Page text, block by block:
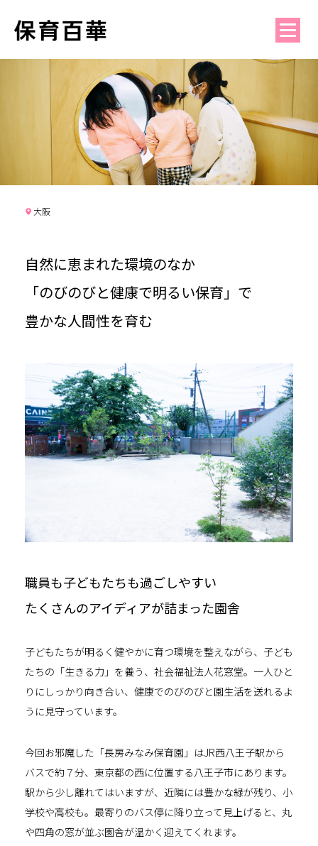
大阪
自然に恵まれた環境のなか
「のびのびと健康で明るい保育」で
豊かな人間性を育む
職員も子どもたちも過ごしやすい
たくさんのアイディアが詰まった園舎
子どもたちが明るく健やかに育つ環境を整えながら、子ども
たちの「生きる力」を養う、社会福祉法人花窓堂。一人ひと
りにしっかり向き合い、健康でのびのびと園生活を送れるよ
うに見守っています。
今回お邪魔した「長房みなみ保育園」はJR西八王子駅から
バスで約７分、東京都の西に位置する八王子市にあります。
駅から少し離れてはいますが、近隣には豊かな緑が残り、小
学校や高校も。最寄りのバス停に降り立って見上げると、丸
や四角の窓が並ぶ園舎が温かく迎えてくれます。